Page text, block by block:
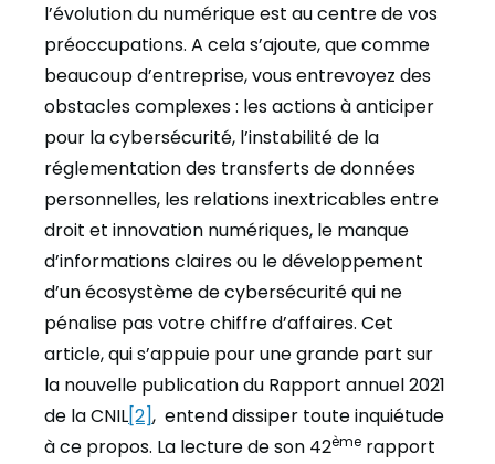
l’évolution du numérique est au centre de vos
préoccupations. A cela s’ajoute, que comme
beaucoup d’entreprise, vous entrevoyez des
obstacles complexes : les actions à anticiper
pour la cybersécurité, l’instabilité de la
réglementation des transferts de données
personnelles, les relations inextricables entre
droit et innovation numériques, le manque
d’informations claires ou le développement
d’un écosystème de cybersécurité qui ne
pénalise pas votre chiffre d’affaires. Cet
article, qui s’appuie pour une grande part sur
la nouvelle publication du Rapport annuel 2021
de la CNIL[2], entend dissiper toute inquiétude
à ce propos. La lecture de son 42ème rapport